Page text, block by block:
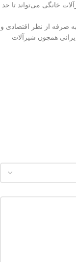
خانگی می‌تواند تا حد
به صرفه از نظر اقتصادی و
همچون شیرآلات